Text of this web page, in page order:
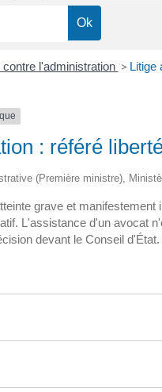
l'administration > Litige
: référé
(Première ministre),
grave et manifestement
L'assistance d'un avocat
devant le Conseil d'État.